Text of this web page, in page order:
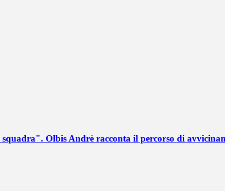
Olbis Andrè racconta il percorso di